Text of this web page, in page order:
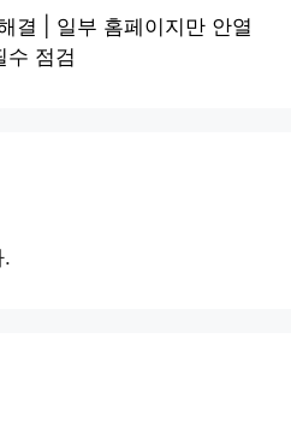
결 | 일부 홈페이지만 안열
수 점검
.